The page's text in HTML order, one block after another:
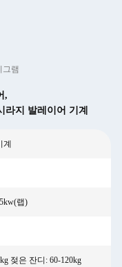
그램
,
라지 발레이어 기계
랩)
젖은 잔디: 60-120kg